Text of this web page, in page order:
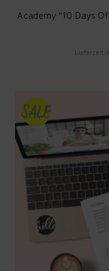
Academy “10 Days
Lieferzeit: